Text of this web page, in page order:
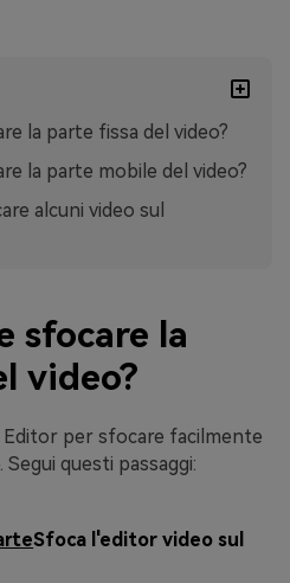
la parte fissa del video?
la parte mobile del video?
alcuni video sul
sfocare la
video?
Editor per sfocare facilmente
questi passaggi:
Sfoca l'editor video sul